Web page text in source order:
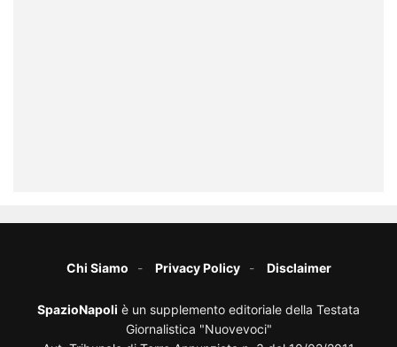
Chi Siamo Privacy Policy Disclaimer
SpazioNapoli è un supplemento editoriale della Testata
Giornalistica "Nuovevoci"